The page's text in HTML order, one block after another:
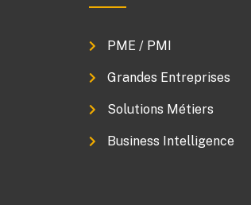
PME / PMI
Grandes Entreprises
Solutions Métiers
Business Intelligence